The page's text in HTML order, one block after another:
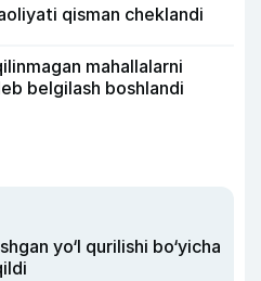
qisman cheklandi
mahallalarni
belgilash boshlandi
yo‘l qurilishi bo‘yicha